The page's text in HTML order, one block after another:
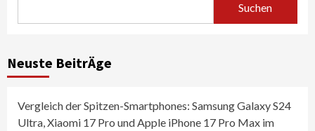
Suchen
Neuste BeitrÄge
Vergleich der Spitzen-Smartphones: Samsung Galaxy S24
Ultra, Xiaomi 17 Pro und Apple iPhone 17 Pro Max im